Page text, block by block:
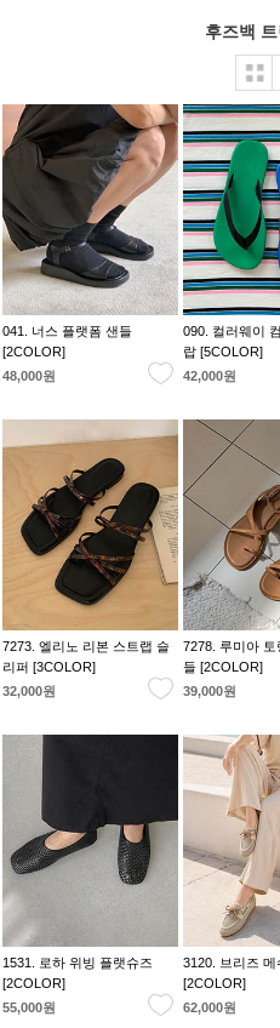
후즈백
041. 너스 플랫폼 샌들
[2COLOR]
48,000원
090. 컬러웨이
랍 [5COLOR]
42,000원
7273. 엘리노 리본 스트랩 슬
리퍼 [3COLOR]
32,000원
7278. 루미아 토
들 [2COLOR]
39,000원
1531. 로하 위빙 플랫슈즈
[2COLOR]
55,000원
3120. 브리즈 메
[2COLOR]
62,000원